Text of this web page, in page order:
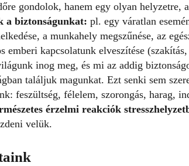
gondolok, hanem egy olyan helyzetre,
a biztonságunkat: pl. egy váratlan
a munkahely megszűnése, az
emberi kapcsolatunk elveszítése
inog meg, és mi az addig
találjuk magunkat. Ezt senki sem
feszültség, félelem, szorongás, harag,
érzelmi reakciók
velük.